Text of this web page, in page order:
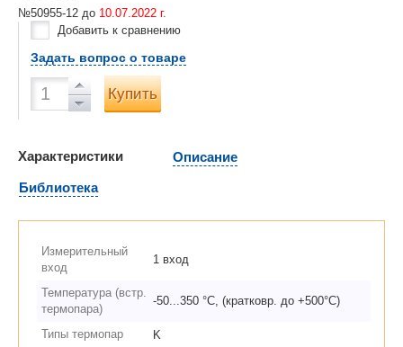
№50955-12 до 10.07.2022 г.
Добавить к сравнению
Задать вопрос о товаре
Купить
Характеристики
Описание
Библиотека
Измерительный
вход
1 вход
Температура (встр.
термопара)
-50...350 °С, (кратковр. до +500°С)
Типы термопар
K